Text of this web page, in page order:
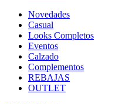
Novedades
Casual
Looks Completos
Eventos
Calzado
Complementos
REBAJAS
OUTLET